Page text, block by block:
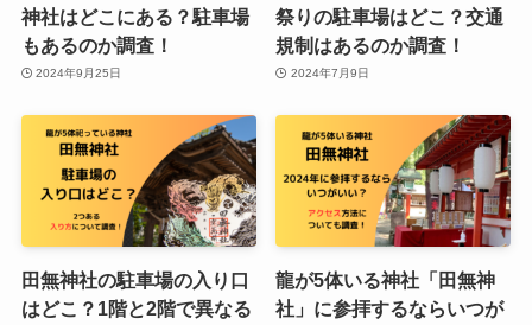
神社はどこにある？駐車場
もあるのか調査！
2024年9月25日
祭りの駐車場はどこ？交通
規制はあるのか調査！
2024年7月9日
田無神社の駐車場の入り口
はどこ？1階と2階で異なる
龍が5体いる神社「田無神
社」に参拝するならいつが